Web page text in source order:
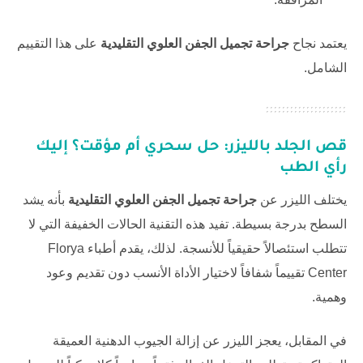
يعتمد نجاح جراحة تجميل الجفن العلوي التقليدية على هذا التقييم
الشامل.
قص الجلد بالليزر: حل سحري أم مؤقت؟ إليك
رأي الطب
يختلف الليزر عن جراحة تجميل الجفن العلوي التقليدية بأنه يشد
السطح بدرجة بسيطة. تفيد هذه التقنية الحالات الخفيفة التي لا
تتطلب استئصالاً حقيقياً للأنسجة. لذلك، يقدم أطباء Florya
Center تقييماً شفافاً لاختيار الأداة الأنسب دون تقديم وعود
وهمية.
في المقابل، يعجز الليزر عن إزالة الجيوب الدهنية العميقة